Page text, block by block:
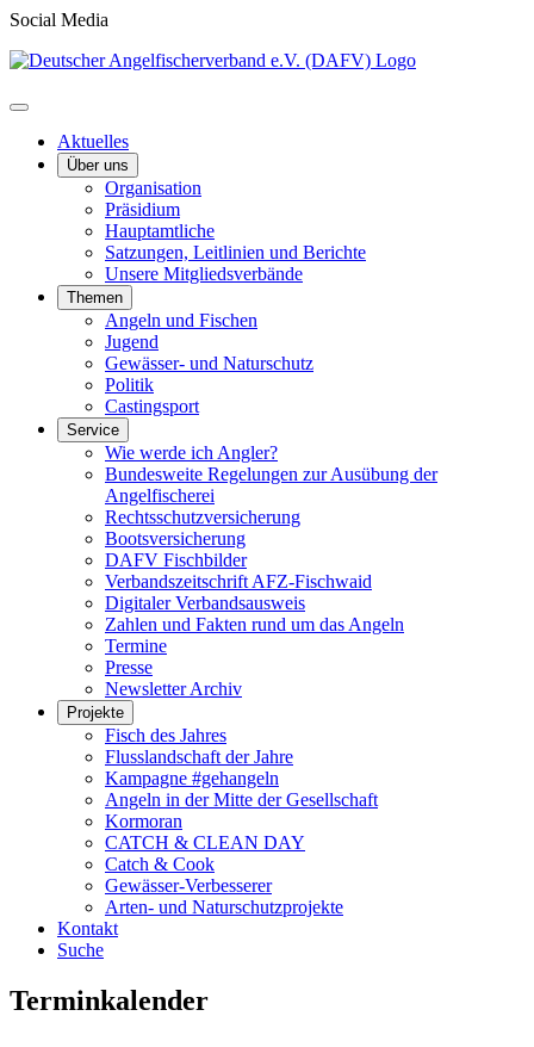
Social Media
Aktuelles
Über uns
Organisation
Präsidium
Hauptamtliche
Satzungen, Leitlinien und Berichte
Unsere Mitgliedsverbände
Themen
Angeln und Fischen
Jugend
Gewässer- und Naturschutz
Politik
Castingsport
Service
Wie werde ich Angler?
Bundesweite Regelungen zur Ausübung der
Angelfischerei
Rechtsschutzversicherung
Bootsversicherung
DAFV Fischbilder
Verbandszeitschrift AFZ-Fischwaid
Digitaler Verbandsausweis
Zahlen und Fakten rund um das Angeln
Termine
Presse
Newsletter Archiv
Projekte
Fisch des Jahres
Flusslandschaft der Jahre
Kampagne #gehangeln
Angeln in der Mitte der Gesellschaft
Kormoran
CATCH & CLEAN DAY
Catch & Cook
Gewässer-Verbesserer
Arten- und Naturschutzprojekte
Kontakt
Suche
Terminkalender